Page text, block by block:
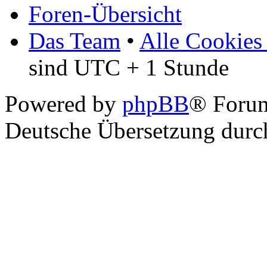
Foren-Übersicht
Das Team • Alle Cookies
sind UTC + 1 Stunde
Powered by phpBB®
Deutsche Übersetzung